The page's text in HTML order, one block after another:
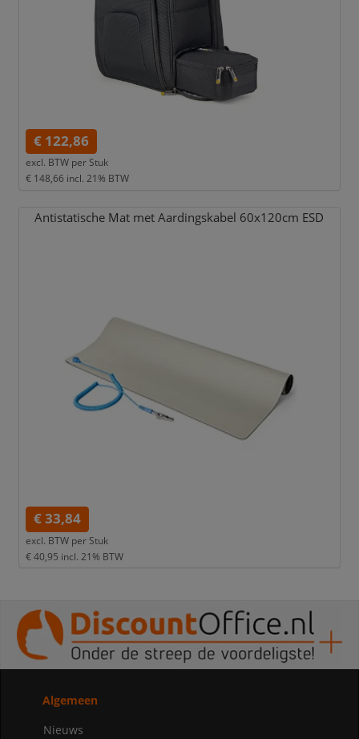
€ 122,86
excl. BTW per Stuk
€ 148,66 incl. 21% BTW
Antistatische Mat met Aardingskabel 60x120cm ESD
€ 33,84
excl. BTW per Stuk
€ 40,95 incl. 21% BTW
Algemeen
Nieuws